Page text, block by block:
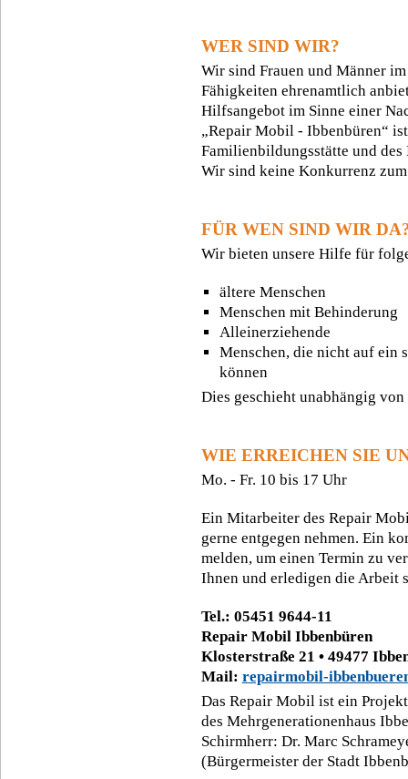
WER SIND WIR?
Wir sind Frauen und Männer
Fähigkeiten ehrenamtlich
Hilfsangebot im Sinne einer
„Repair Mobil - Ibbenbüren“
Familienbildungsstätte und des
Wir sind keine Konkurrenz
FÜR WEN SIND WIR
Wir bieten unsere Hilfe für
ältere Menschen
Menschen mit Behinderung
Alleinerziehende
Menschen, die nicht auf ein
können
Dies geschieht unabhängig
WIE ERREICHEN SIE
Mo. - Fr. 10 bis 17 Uhr
Ein Mitarbeiter des Repair
gerne entgegen nehmen. Ein
melden, um einen Termin zu
Ihnen und erledigen die Arbeit
Tel.: 05451 9644-11
Repair Mobil Ibbenbüren
Klosterstraße 21 • 49477
Mail: repairmobil-
Das Repair Mobil ist ein Projekt
des Mehrgenerationenhaus
Schirmherr: Dr. Marc
(Bürgermeister der Stadt